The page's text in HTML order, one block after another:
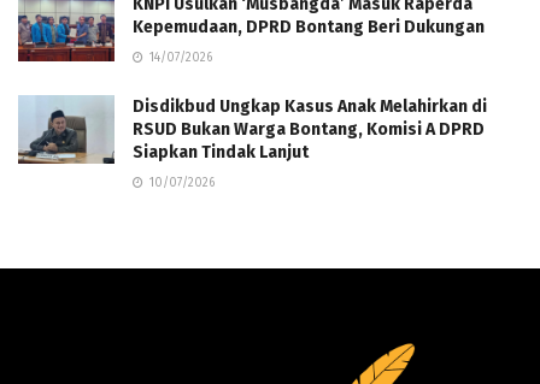
Kepemudaan, DPRD Bontang Beri Dukungan
14/07/2026
Disdikbud Ungkap Kasus Anak Melahirkan di
RSUD Bukan Warga Bontang, Komisi A DPRD
Siapkan Tindak Lanjut
10/07/2026